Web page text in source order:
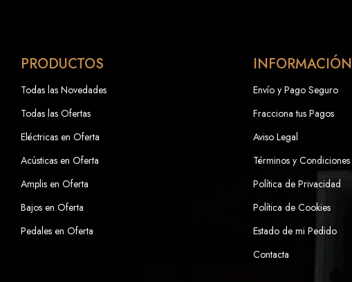
PRODUCTOS
Todas las Novedades
Todas las Ofertas
Eléctricas en Oferta
Acústicas en Oferta
Amplis en Oferta
Bajos en Oferta
Pedales en Oferta
INFORMACIÓN
Envío y Pago Seguro
Fracciona tus Pagos
Aviso Legal
Términos y Condiciones
Política de Privacidad
Política de Cookies
Estado de mi Pedido
Contacta